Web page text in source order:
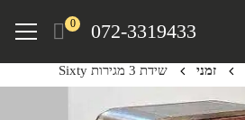
072-3319433
0
Menu
זמני שידת 3 מגירות Sixty